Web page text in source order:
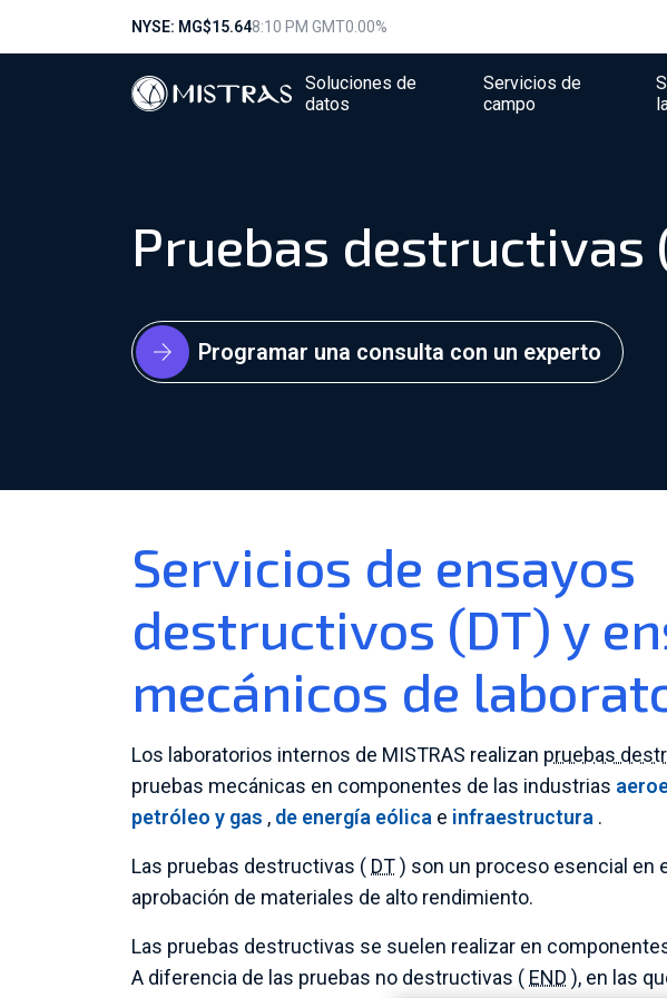
NYSE: MG$15.648:10 PM GMT0.00%
Soluciones de
datos
Servicios de
campo
Pruebas destructivas
Programar una consulta con un experto
Servicios de ensayos
destructivos (DT) y
mecánicos de
Los laboratorios internos de MISTRAS realizan pruebas
pruebas mecánicas en componentes de las industrias
petróleo y gas , de energía eólica e infraestructura .
Las pruebas destructivas ( DT) son un proceso esencial en
aprobación de materiales de alto rendimiento.
Las pruebas destructivas se suelen realizar en
A diferencia de las pruebas no destructivas ( END ), en las